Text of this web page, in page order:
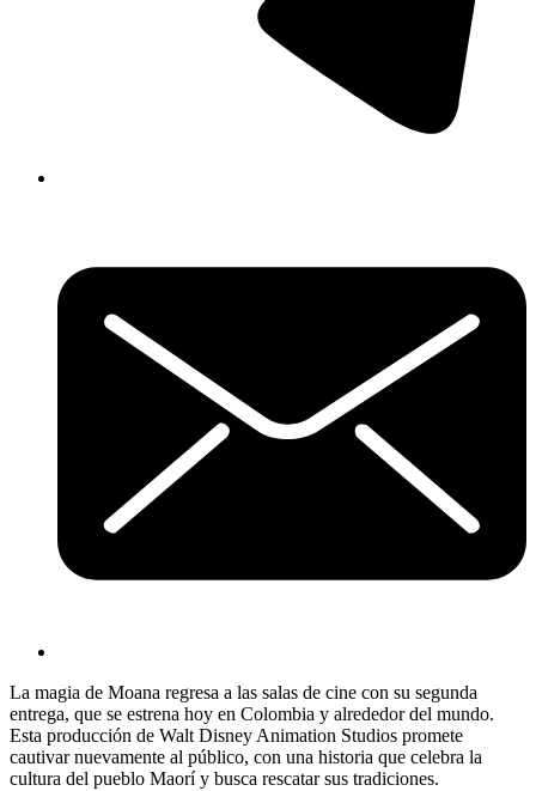
La magia de Moana regresa a las salas de cine con su segunda
entrega, que se estrena hoy en Colombia y alrededor del mundo.
Esta producción de Walt Disney Animation Studios promete
cautivar nuevamente al público, con una historia que celebra la
cultura del pueblo Maorí y busca rescatar sus tradiciones.